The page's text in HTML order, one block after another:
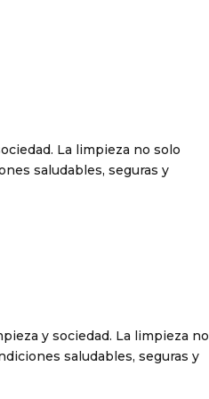
La limpieza no solo
saludables, seguras y
y sociedad. La limpieza no
saludables, seguras y